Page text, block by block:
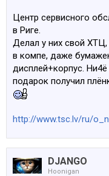
Центр сервисного
в Риге.
Делал у них свой ХТЦ,
в компе, даже
дисплей+корпус.
подарок получил
http://www.tsc.lv/ru/
DJANGO
Hoonigan